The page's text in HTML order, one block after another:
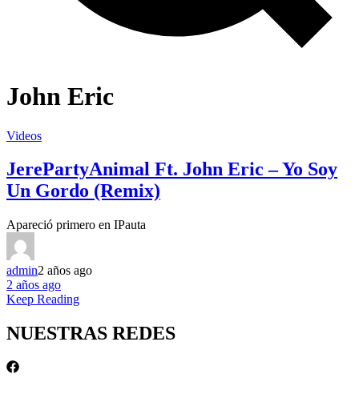
John Eric
Videos
JerePartyAnimal Ft. John Eric – Yo Soy
Un Gordo (Remix)
Apareció primero en IPauta
admin2 años ago
2 años ago
Keep Reading
NUESTRAS REDES